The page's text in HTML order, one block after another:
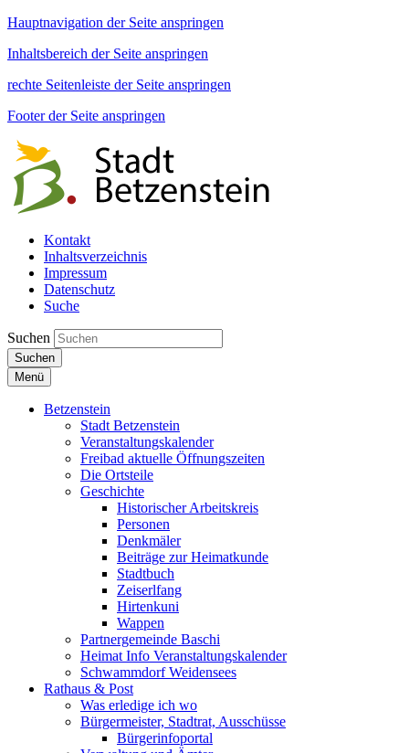
Hauptnavigation der Seite anspringen
Inhaltsbereich der Seite anspringen
rechte Seitenleiste der Seite anspringen
Footer der Seite anspringen
Kontakt
Inhaltsverzeichnis
Impressum
Datenschutz
Suche
Suchen
Suchen
Menü
Betzenstein
Stadt Betzenstein
Veranstaltungskalender
Freibad aktuelle Öffnungszeiten
Die Ortsteile
Geschichte
Historischer Arbeitskreis
Personen
Denkmäler
Beiträge zur Heimatkunde
Stadtbuch
Zeiserlfang
Hirtenkuni
Wappen
Partnergemeinde Baschi
Heimat Info Veranstaltungskalender
Schwammdorf Weidensees
Rathaus & Post
Was erledige ich wo
Bürgermeister, Stadtrat, Ausschüsse
Bürgerinfoportal